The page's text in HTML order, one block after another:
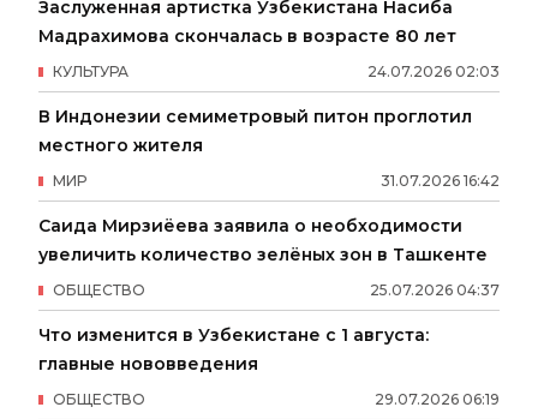
Заслуженная артистка Узбекистана Насиба
Мадрахимова скончалась в возрасте 80 лет
24.07.2026 02:03
КУЛЬТУРА
В Индонезии семиметровый питон проглотил
местного жителя
31.07.2026 16:42
МИР
Саида Мирзиёева заявила о необходимости
увеличить количество зелёных зон в Ташкенте
25.07.2026 04:37
ОБЩЕСТВО
Что изменится в Узбекистане с 1 августа:
главные нововведения
29.07.2026 06:19
ОБЩЕСТВО